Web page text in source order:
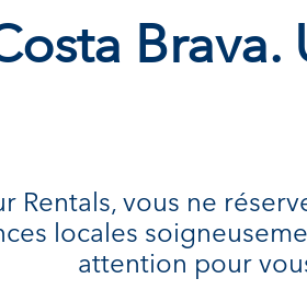
Rentals, vous ne
locales
attention pour